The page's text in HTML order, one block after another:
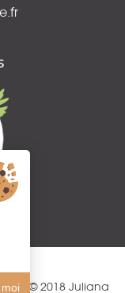
© 2018 Juliana